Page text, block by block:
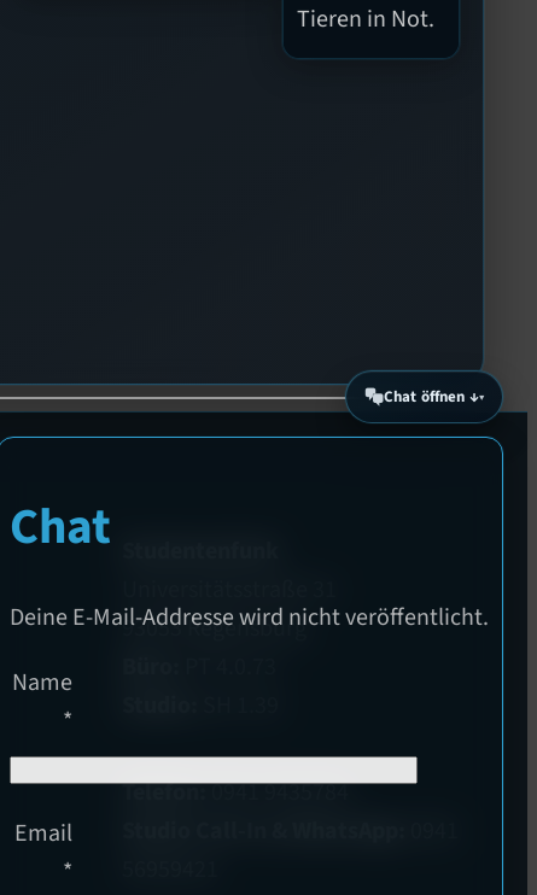
Tieren in Not.
93053 Regensburg
Telefon:0941 9435784
Chat öffnen ↓
Chat
Deine E-Mail-Addresse wird nicht veröffentlicht.
Name
*
Email
*